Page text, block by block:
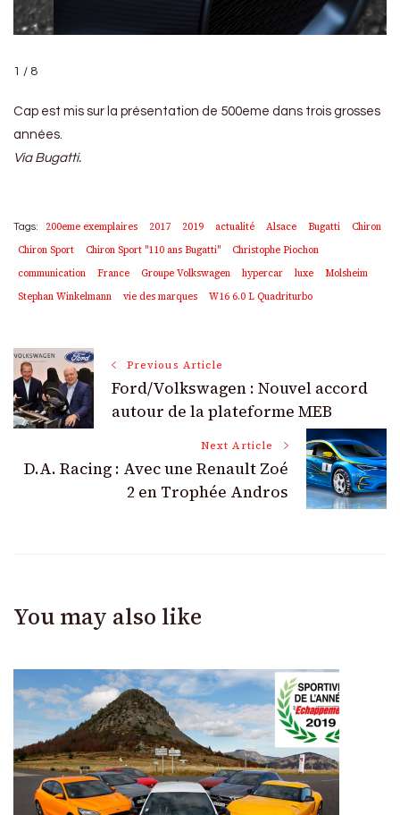
1 / 8
Cap est mis sur la présentation de 500eme dans trois grosses
années.
Via Bugatti.
Tags: 200eme exemplaires 2017 2019 actualité Alsace Bugatti
Chiron
Chiron Sport
Chiron Sport "110 ans Bugatti"
Christophe Piochon
communication
France Groupe Volkswagen hypercar luxe
Molsheim
Stephan Winkelmann
vie des marques W16 6.0 L Quadriturbo
Post
Navigation
Previous Article
Ford/Volkswagen : Nouvel accord
autour de la plateforme MEB
Next Article
D.A. Racing : Avec une Renault Zoé
2 en Trophée Andros
You may also like